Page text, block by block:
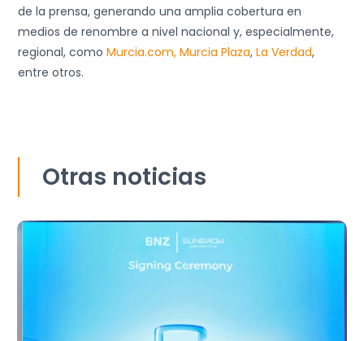
de la prensa, generando una amplia cobertura en
medios de renombre a nivel nacional y, especialmente,
regional, comoMurcia.com, Murcia Plaza,La Verdad,
entre otros.
Otras noticias